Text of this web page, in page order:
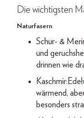
Die wichtigsten
Naturfasern
Schur- &
und
drinnen wie
wärmend,
besonders